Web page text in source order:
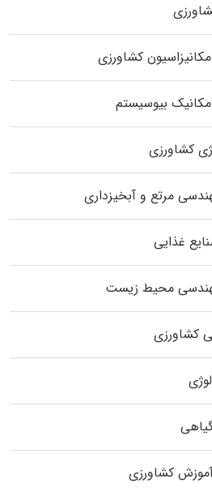
کشاورزی
بیوسیستم
کشاورزی
مرتع و آبخیزداری
غذایی
محیط زیست
کشاورزی
کشاورزی